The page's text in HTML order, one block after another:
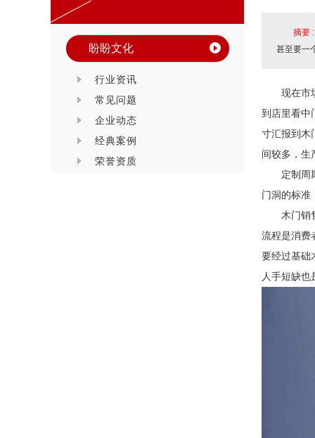
盼盼文化
行业资讯
常见问题
企业动态
经典案例
荣誉资质
摘要
甚至要一
现在市
到店里看中
寸汇报到木
间较多，生
定制周
门洞的标准
木门销
流程是消费
要经过基础
人手短缺也